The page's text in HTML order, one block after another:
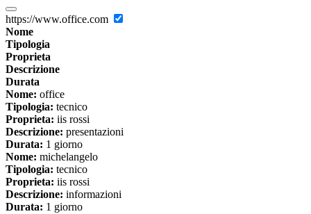
https://www.office.com
Nome
Tipologia
Proprieta
Descrizione
Durata
Nome: office
Tipologia: tecnico
Proprieta: iis rossi
Descrizione: presentazioni
Durata: 1 giorno
Nome: michelangelo
Tipologia: tecnico
Proprieta: iis rossi
Descrizione: informazioni
Durata: 1 giorno